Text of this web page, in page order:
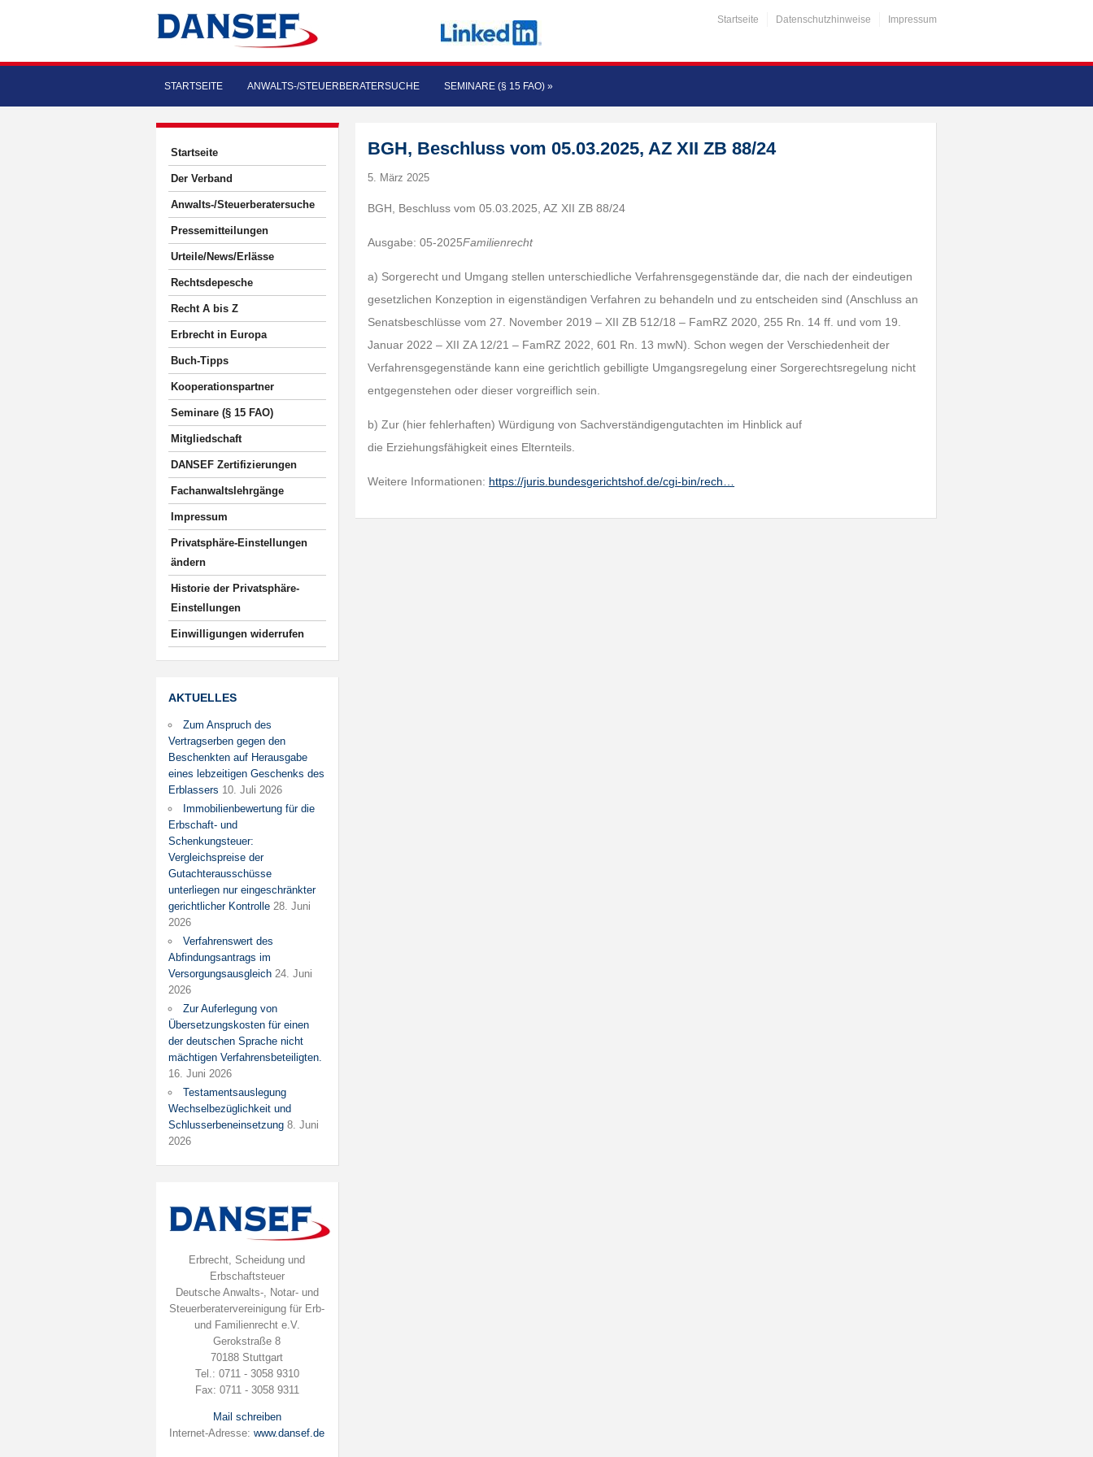
Startseite Datenschutzhinweise Impressum
STARTSEITE ANWALTS-/STEUERBERATERSUCHE SEMINARE (§ 15 FAO) »
Startseite
Der Verband
Anwalts-/Steuerberatersuche
Pressemitteilungen
Urteile/News/Erlässe
Rechtsdepesche
Recht A bis Z
Erbrecht in Europa
Buch-Tipps
Kooperationspartner
Seminare (§ 15 FAO)
Mitgliedschaft
DANSEF Zertifizierungen
Fachanwaltslehrgänge
Impressum
Privatsphäre-Einstellungen
ändern
Historie der Privatsphäre-
Einstellungen
Einwilligungen widerrufen
AKTUELLES
Zum Anspruch des
Vertragserben gegen den
Beschenkten auf Herausgabe
eines lebzeitigen Geschenks des
Erblassers 10. Juli 2026
Immobilienbewertung für die
Erbschaft- und
Schenkungsteuer:
Vergleichspreise der
Gutachterausschüsse
unterliegen nur eingeschränkter
gerichtlicher Kontrolle 28. Juni
2026
Verfahrenswert des
Abfindungsantrags im
Versorgungsausgleich 24. Juni
2026
Zur Auferlegung von
Übersetzungskosten für einen
der deutschen Sprache nicht
mächtigen Verfahrensbeteiligten.
16. Juni 2026
Testamentsauslegung
Wechselbezüglichkeit und
Schlusserbeneinsetzung 8. Juni
2026
Erbrecht, Scheidung und
Erbschaftsteuer
Deutsche Anwalts-, Notar- und
Steuerberatervereinigung für Erb-
und Familienrecht e.V.
Gerokstraße 8
70188 Stuttgart
Tel.: 0711 - 3058 9310
Fax: 0711 - 3058 9311
Mail schreiben
Internet-Adresse:www.dansef.de
BGH, Beschluss vom 05.03.2025, AZ XII ZB 88/24
5. März 2025
BGH, Beschluss vom 05.03.2025, AZ XII ZB 88/24
Ausgabe: 05-2025Familienrecht
a) Sorgerecht und Umgang stellen unterschiedliche Verfahrensgegenstände dar, die nach der eindeutigen
gesetzlichen Konzeption in eigenständigen Verfahren zu behandeln und zu entscheiden sind (Anschluss an
Senatsbeschlüsse vom 27. November 2019 – XII ZB 512/18 – FamRZ 2020, 255 Rn. 14 ff. und vom 19.
Januar 2022 – XII ZA 12/21 – FamRZ 2022, 601 Rn. 13 mwN). Schon wegen der Verschiedenheit der
Verfahrensgegenstände kann eine gerichtlich gebilligte Umgangsregelung einer Sorgerechtsregelung nicht
entgegenstehen oder dieser vorgreiflich sein.
b) Zur (hier fehlerhaften) Würdigung von Sachverständigengutachten im Hinblick auf
die Erziehungsfähigkeit eines Elternteils.
Weitere Informationen: https://juris.bundesgerichtshof.de/cgi-bin/rech…